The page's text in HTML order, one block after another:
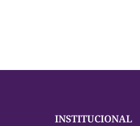
INSTITUCIONAL